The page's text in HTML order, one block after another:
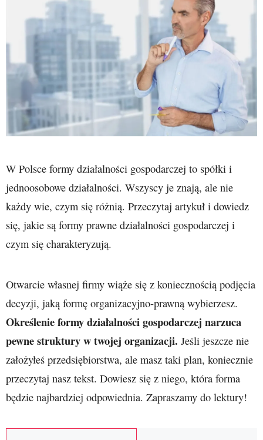
W Polsce formy działalności gospodarczej to spółki i
jednoosobowe działalności. Wszyscy je znają, ale nie
każdy wie, czym się różnią. Przeczytaj artykuł i dowiedz
się, jakie są formy prawne działalności gospodarczej i
czym się charakteryzują.
Otwarcie własnej firmy wiąże się z koniecznością podjęcia
decyzji, jaką formę organizacyjno-prawną wybierzesz.
Określenie formy działalności gospodarczej narzuca
pewne struktury w twojej organizacji. Jeśli jeszcze nie
założyłeś przedsiębiorstwa, ale masz taki plan, koniecznie
przeczytaj nasz tekst. Dowiesz się z niego, która forma
będzie najbardziej odpowiednia. Zapraszamy do lektury!